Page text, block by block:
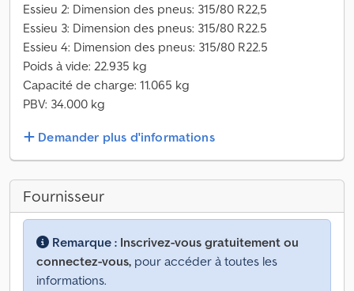
Essieu 2: Dimension des pneus: 315/80 R22,5
Essieu 3: Dimension des pneus: 315/80 R22.5
Essieu 4: Dimension des pneus: 315/80 R22.5
Poids à vide: 22.935 kg
Capacité de charge: 11.065 kg
PBV: 34.000 kg
Demander plus d'informations
Fournisseur
Remarque : Inscrivez-vous gratuitement ou
connectez-vous, pour accéder à toutes les
informations.